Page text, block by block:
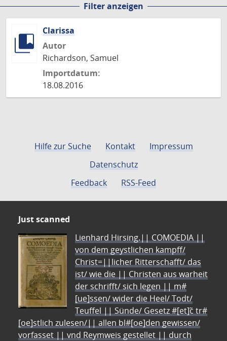
Filter anzeigen
Clarissa
Autor
Richardson, Samuel
Importdatum:
18.08.2016
Hilfe zur Suche Kontakt
Impressum
Datenschutz
Feedback
RSS-Feed
Just scanned
Lienhard Hirsing.|| COMOEDIA ||
von dem geystlichen kampff/
Christ=||licher Ritterschafft/ das
ist/ wie die || Christen aus warheit
der schrifft/ sich legen || m#
[ue]ssen/ wider die Heel/ Todt/
Teuffel || Sünde/ Gesetz #[et]c̃ tr#
[oe]stlich zulesen/|| allen bl#[oe]den gewissen/
vorfasset || vnd Reymweis gestellet || durch